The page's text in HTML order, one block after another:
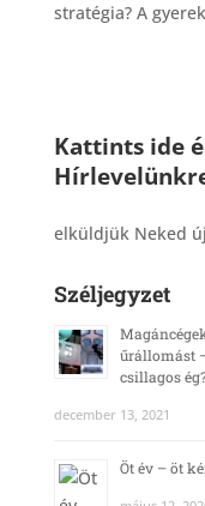
stratégia? A
Kattints ide
elküldjük Neked
Széljegyzet
űrállomást
csillagos
december 13, 2021
Öt év – öt